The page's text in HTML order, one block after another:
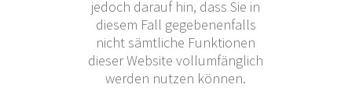
jedoch darauf hin, dass Sie in
diesem Fall gegebenenfalls
nicht sämtliche Funktionen
dieser Website vollumfänglich
werden nutzen können.